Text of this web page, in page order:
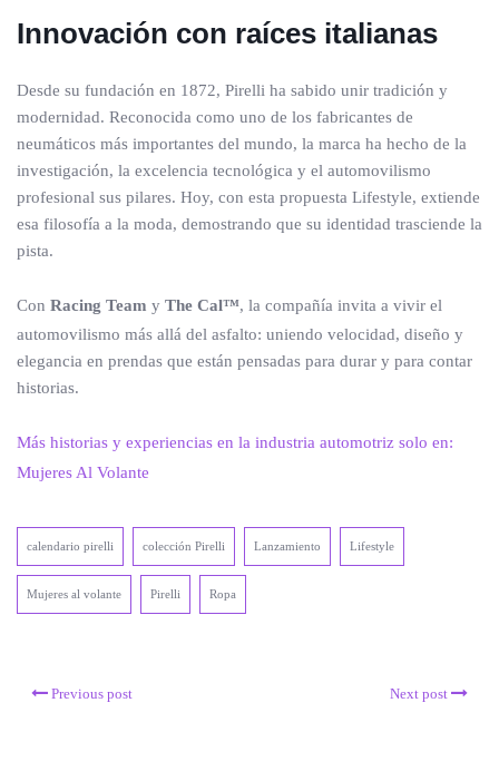
Innovación con raíces italianas
Desde su fundación en 1872, Pirelli ha sabido unir tradición y
modernidad. Reconocida como uno de los fabricantes de
neumáticos más importantes del mundo, la marca ha hecho de la
investigación, la excelencia tecnológica y el automovilismo
profesional sus pilares. Hoy, con esta propuesta Lifestyle, extiende
esa filosofía a la moda, demostrando que su identidad trasciende la
pista.
Con Racing Team y The Cal™, la compañía invita a vivir el
automovilismo más allá del asfalto: uniendo velocidad, diseño y
elegancia en prendas que están pensadas para durar y para contar
historias.
Más historias y experiencias en la industria automotriz solo en:
Mujeres Al Volante
calendario pirelli colección Pirelli Lanzamiento Lifestyle
Mujeres al volante Pirelli Ropa
Previous post Next post